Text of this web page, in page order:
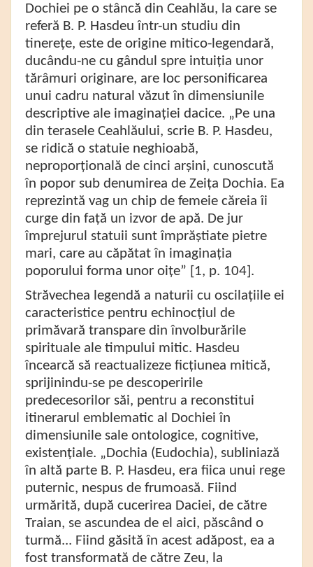
Dochiei pe o stâncă din Ceahlău, la care se
referă B. P. Hasdeu într-un studiu din
tinerețe, este de origine mitico-legendară,
ducându-ne cu gândul spre intuiția unor
tărâmuri originare, are loc personificarea
unui cadru natural văzut în dimensiunile
descriptive ale imaginației dacice. „Pe una
din terasele Ceahlăului, scrie B. P. Hasdeu,
se ridică o statuie neghioabă,
neproporțională de cinci arșini, cunoscută
în popor sub denumirea de Zeița Dochia. Ea
reprezintă vag un chip de femeie căreia îi
curge din față un izvor de apă. De jur
împrejurul statuii sunt împrăștiate pietre
mari, care au căpătat în imaginația
poporului forma unor oițe” [1, p. 104].
Străvechea legendă a naturii cu oscilațiile ei
caracteristice pentru echinocțiul de
primăvară transpare din învolburările
spirituale ale timpului mitic. Hasdeu
încearcă să reactualizeze ficțiunea mitică,
sprijinindu-se pe descoperirile
predecesorilor săi, pentru a reconstitui
itinerarul emblematic al Dochiei în
dimensiunile sale ontologice, cognitive,
existențiale. „Dochia (Eudochia), subliniază
în altă parte B. P. Hasdeu, era fiica unui rege
puternic, nespus de frumoasă. Fiind
urmărită, după cucerirea Daciei, de către
Traian, se ascundea de el aici, păscând o
turmă... Fiind găsită în acest adăpost, ea a
fost transformată de către Zeu, la